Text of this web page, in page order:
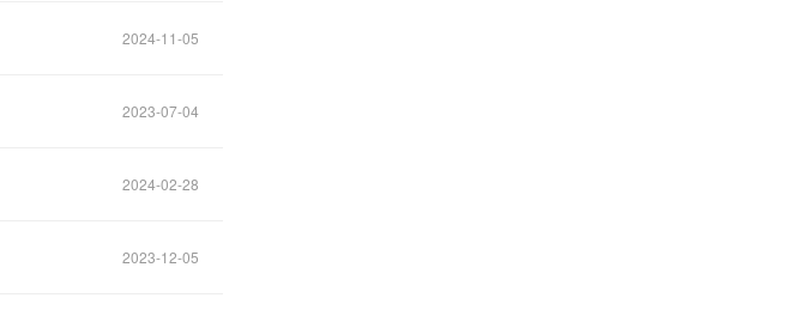
2024-11-05
2023-07-04
2024-02-28
2023-12-05